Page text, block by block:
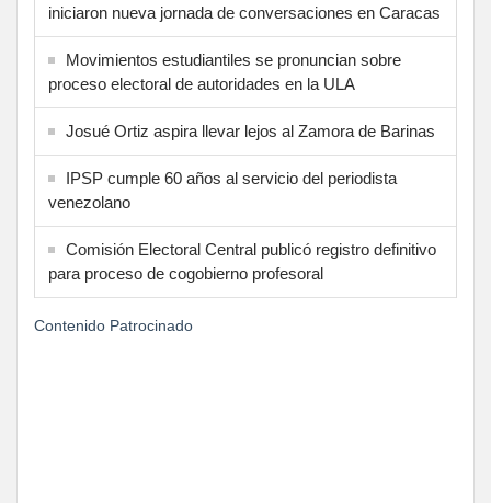
iniciaron nueva jornada de conversaciones en Caracas
Movimientos estudiantiles se pronuncian sobre
proceso electoral de autoridades en la ULA
Josué Ortiz aspira llevar lejos al Zamora de Barinas
IPSP cumple 60 años al servicio del periodista
venezolano
Comisión Electoral Central publicó registro definitivo
para proceso de cogobierno profesoral
Contenido Patrocinado